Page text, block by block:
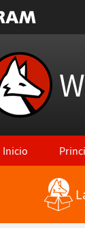
Inicio
Regresar a